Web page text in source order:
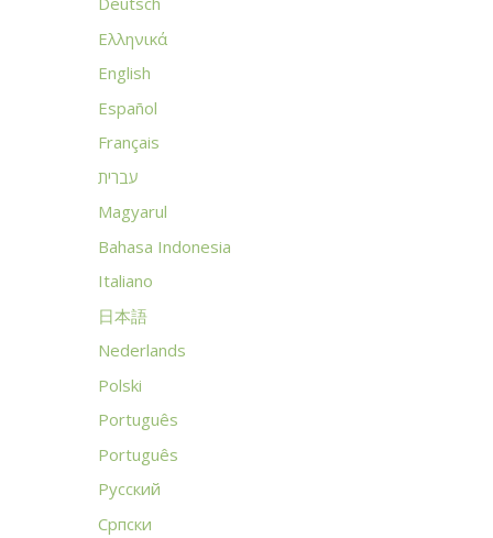
Ελληνικά
English
Español
Français
עברית
Magyarul
Bahasa Indonesia
Italiano
日本語
Nederlands
Polski
Português
Português
Русский
Српски